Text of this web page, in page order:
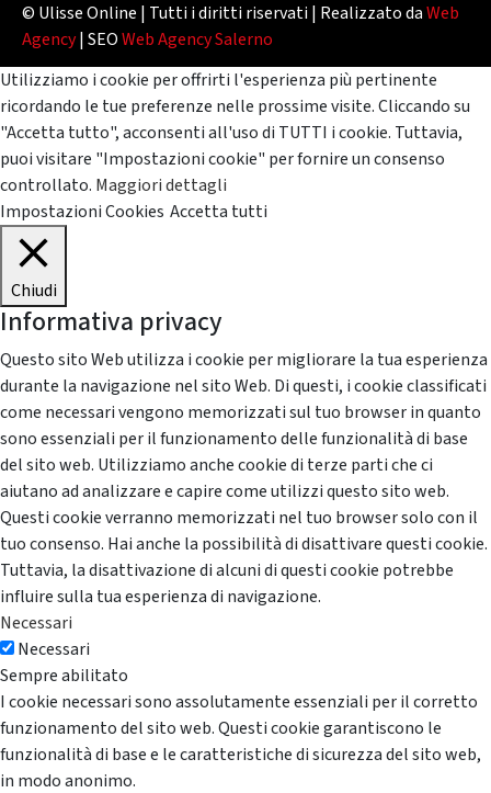
© Ulisse Online | Tutti i diritti riservati | Realizzato daWeb
Agency| SEOWeb Agency Salerno
Utilizziamo i cookie per offrirti l'esperienza più pertinente
ricordando le tue preferenze nelle prossime visite. Cliccando su
"Accetta tutto", acconsenti all'uso di TUTTI i cookie. Tuttavia,
puoi visitare "Impostazioni cookie" per fornire un consenso
controllato. Maggiori dettagli
Impostazioni Cookies Accetta tutti
Chiudi
Informativa privacy
Questo sito Web utilizza i cookie per migliorare la tua esperienza
durante la navigazione nel sito Web. Di questi, i cookie classificati
come necessari vengono memorizzati sul tuo browser in quanto
sono essenziali per il funzionamento delle funzionalità di base
del sito web. Utilizziamo anche cookie di terze parti che ci
aiutano ad analizzare e capire come utilizzi questo sito web.
Questi cookie verranno memorizzati nel tuo browser solo con il
tuo consenso. Hai anche la possibilità di disattivare questi cookie.
Tuttavia, la disattivazione di alcuni di questi cookie potrebbe
influire sulla tua esperienza di navigazione.
Necessari
Necessari
Sempre abilitato
I cookie necessari sono assolutamente essenziali per il corretto
funzionamento del sito web. Questi cookie garantiscono le
funzionalità di base e le caratteristiche di sicurezza del sito web,
in modo anonimo.